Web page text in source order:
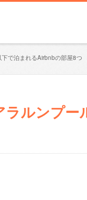
で泊まれるAirbnbの部屋8つ
ルンプー